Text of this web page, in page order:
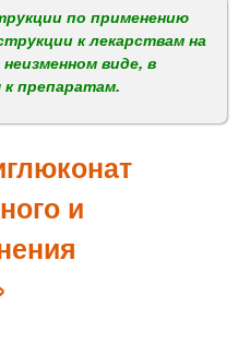
по применению
к лекарствам на
виде, в
препаратам.
и